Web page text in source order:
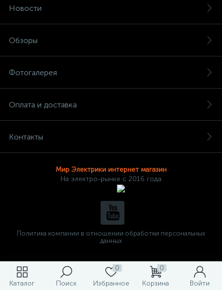
Каталог Поиск
0
Избранное
0
Корзина
Войти
Новости
Обзоры
Фотогалерея
Оплата и доставка
Контакты
Мир Электрики интернет магазин
На электро-рынке с 2016 года
Политика компании в отношении обработки персональных
данных